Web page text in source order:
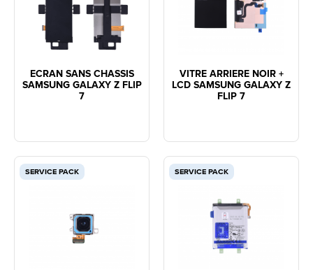
ECRAN SANS CHASSIS
SAMSUNG GALAXY Z FLIP
7
VITRE ARRIERE NOIR +
LCD SAMSUNG GALAXY Z
FLIP 7
SERVICE PACK SERVICE PACK